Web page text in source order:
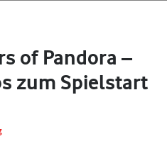
of Pandora –
zum Spielstart